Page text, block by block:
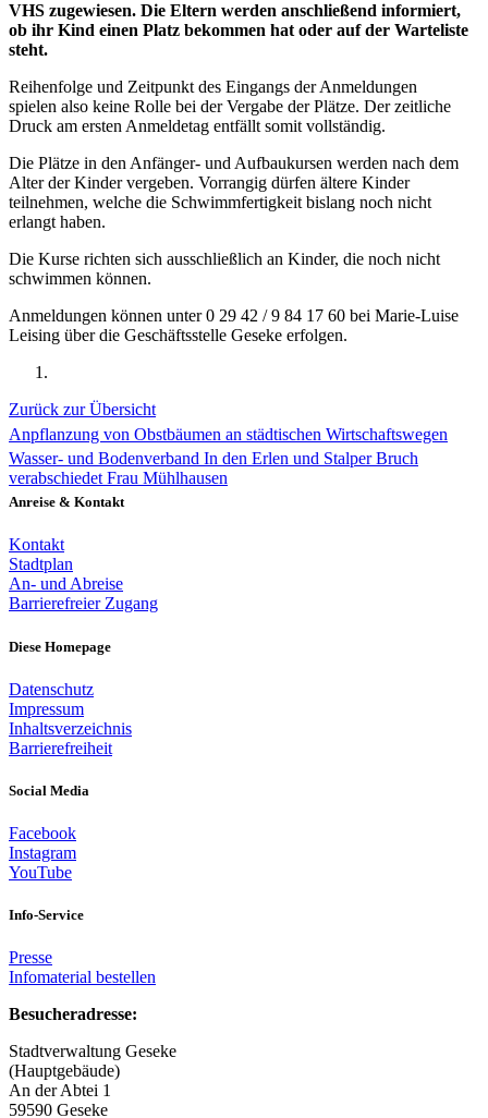
VHS zugewiesen. Die Eltern werden anschließend informiert,
ob ihr Kind einen Platz bekommen hat oder auf der Warteliste
steht.
Reihenfolge und Zeitpunkt des Eingangs der Anmeldungen
spielen also keine Rolle bei der Vergabe der Plätze. Der zeitliche
Druck am ersten Anmeldetag entfällt somit vollständig.
Die Plätze in den Anfänger- und Aufbaukursen werden nach dem
Alter der Kinder vergeben. Vorrangig dürfen ältere Kinder
teilnehmen, welche die Schwimmfertigkeit bislang noch nicht
erlangt haben.
Die Kurse richten sich ausschließlich an Kinder, die noch nicht
schwimmen können.
Anmeldungen können unter 0 29 42 / 9 84 17 60 bei Marie-Luise
Leising über die Geschäftsstelle Geseke erfolgen.
Zurück zur Übersicht
Anpflanzung von Obstbäumen an städtischen Wirtschaftswegen
Wasser- und Bodenverband In den Erlen und Stalper Bruch
verabschiedet Frau Mühlhausen
Anreise & Kontakt
Kontakt
Stadtplan
An- und Abreise
Barrierefreier Zugang
Diese Homepage
Datenschutz
Impressum
Inhaltsverzeichnis
Barrierefreiheit
Social Media
Facebook
Instagram
YouTube
Info-Service
Presse
Infomaterial bestellen
Besucheradresse:
Stadtverwaltung Geseke
(Hauptgebäude)
An der Abtei 1
59590 Geseke